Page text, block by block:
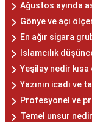
Ağustos ayında
Gönye ve açı
En ağır sigara
Islamcılık
Yeşilay nedir
Yazının icadı ve
Profesyonel ve
Temel unsur